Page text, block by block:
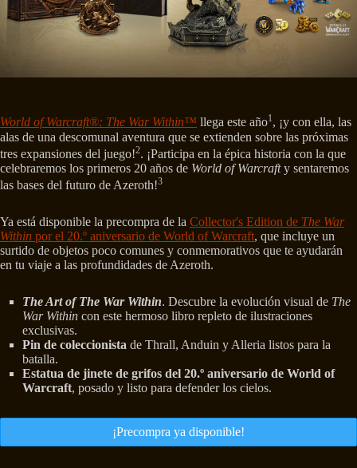
World of Warcraft®: The War Within™ llega este año1, ¡y con ella, las
alas de una descomunal aventura que se extienden sobre las próximas
tres expansiones del juego!2. ¡Participa en la épica historia con la que
celebraremos los primeros 20 años de World of Warcrafty sentaremos
las bases del futuro de Azeroth!3
Ya está disponible la precompra de la Collector's Edition de The War
Within por el 20.º aniversario de World of Warcraft, que incluye un
surtido de objetos poco comunes y conmemorativos que te ayudarán
en tu viaje a las profundidades de Azeroth.
The Art of The War Within. Descubre la evolución visual de The
War Within con este hermoso libro repleto de ilustraciones
exclusivas.
Pin de coleccionista de Thrall, Anduin y Alleria listos para la
batalla.
Estatua de jinete de grifos del 20.º aniversario de World of
Warcraft, posado y listo para defender los cielos.
¡Precompra ya disponible!